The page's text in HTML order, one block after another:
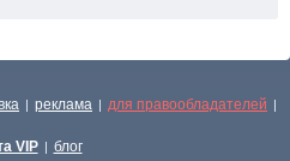
| реклама | для правообладателей |
VIP | блог